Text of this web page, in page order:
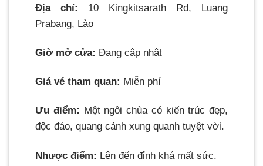
Địa chỉ:
10 Kingkitsarath Rd, Luang
Prabang, Lào
Giờ mở cửa: Đang cập nhật
Giá vé tham quan: Miễn phí
Ưu điểm: Một ngôi chùa có kiến trúc đẹp,
độc đáo, quang cảnh xung quanh tuyệt vời.
Nhược điểm: Lên đến đỉnh khá mất sức.